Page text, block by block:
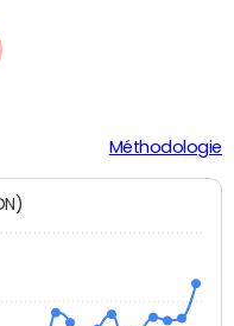
Méthodologie